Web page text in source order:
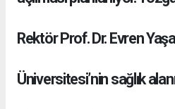
Rektör Prof. Dr. Evren
Üniversitesi’nin sağlık